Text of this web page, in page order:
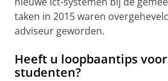
taken in 2015 waren
adviseur geworden.
Heeft u loopbaantips
studenten?